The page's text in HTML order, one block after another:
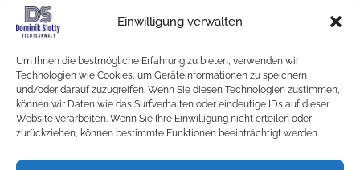
Einwilligung verwalten
Um Ihnen die bestmögliche Erfahrung zu bieten, verwenden wir
Technologien wie Cookies, um Geräteinformationen zu speichern
und/oder darauf zuzugreifen. Wenn Sie diesen Technologien zustimmen,
können wir Daten wie das Surfverhalten oder eindeutige IDs auf dieser
Website verarbeiten. Wenn Sie Ihre Einwilligung nicht erteilen oder
zurückziehen, können bestimmte Funktionen beeinträchtigt werden.
Betrug
Mordprozesse
Diebstahl
Straßenverkehrsdelikte